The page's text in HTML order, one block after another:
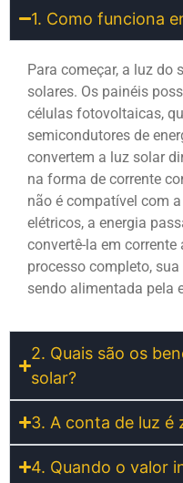
1. Como funciona
Para começar, a luz do
solares. Os painéis
células fotovoltaicas,
semicondutores de
convertem a luz solar
na forma de corrente
não é compatível com
elétricos, a energia
convertê-la em corrente
processo completo,
sendo alimentada pela
2. Quais são os
solar?
3. A conta de luz é
4. Quando o valor